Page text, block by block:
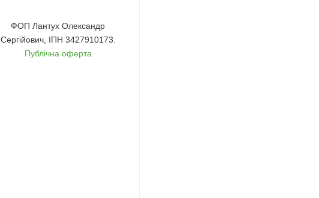
ФОП Лантух Олександр
Сергійович, ІПН 3427910173.
Публічна оферта